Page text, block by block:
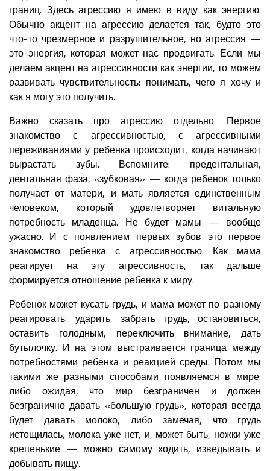
границ. Здесь агрессию я имею в виду как энергию.
Обычно акцент на агрессию делается так, будто это
что-то чрезмерное и разрушительное, но агрессия —
это энергия, которая может нас продвигать. Если мы
делаем акцент на агрессивности как энергии, то можем
развивать чувствительность: понимать, чего я хочу и
как я могу это получить.
Важно сказать про агрессию отдельно. Первое
знакомство с агрессивностью, с агрессивными
переживаниями у ребенка происходит, когда начинают
вырастать зубы. Вспомните: предентальная,
дентальная фаза, «зубковая» — когда ребенок только
получает от матери, и мать является единственным
человеком, который удовлетворяет витальную
потребность младенца. Не будет мамы — вообще
ужасно. И с появлением первых зубов это первое
знакомство ребенка с агрессивностью. Как мама
реагирует на эту агрессивность, так дальше
формируется отношение ребенка к миру.
Ребенок может кусать грудь, и мама может по-разному
реагировать: ударить, забрать грудь, остановиться,
оставить голодным, переключить внимание, дать
бутылочку. И на этом выстраивается граница между
потребностями ребенка и реакцией среды. Потом мы
такими же разными способами появляемся в мире:
либо ожидая, что мир безграничен и должен
безгранично давать «большую грудь», которая всегда
будет давать молоко, либо замечая, что грудь
истощилась, молока уже нет, и, может быть, ножки уже
крепенькие — можно самому ходить, изведывать и
добывать пищу.